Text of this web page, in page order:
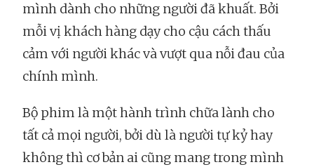
mình dành cho những người đã khuất. Bởi
mỗi vị khách hàng dạy cho cậu cách thấu
cảm với người khác và vượt qua nỗi đau của
chính mình.
Bộ phim là một hành trình chữa lành cho
tất cả mọi người, bởi dù là người tự kỷ hay
không thì cơ bản ai cũng mang trong mình